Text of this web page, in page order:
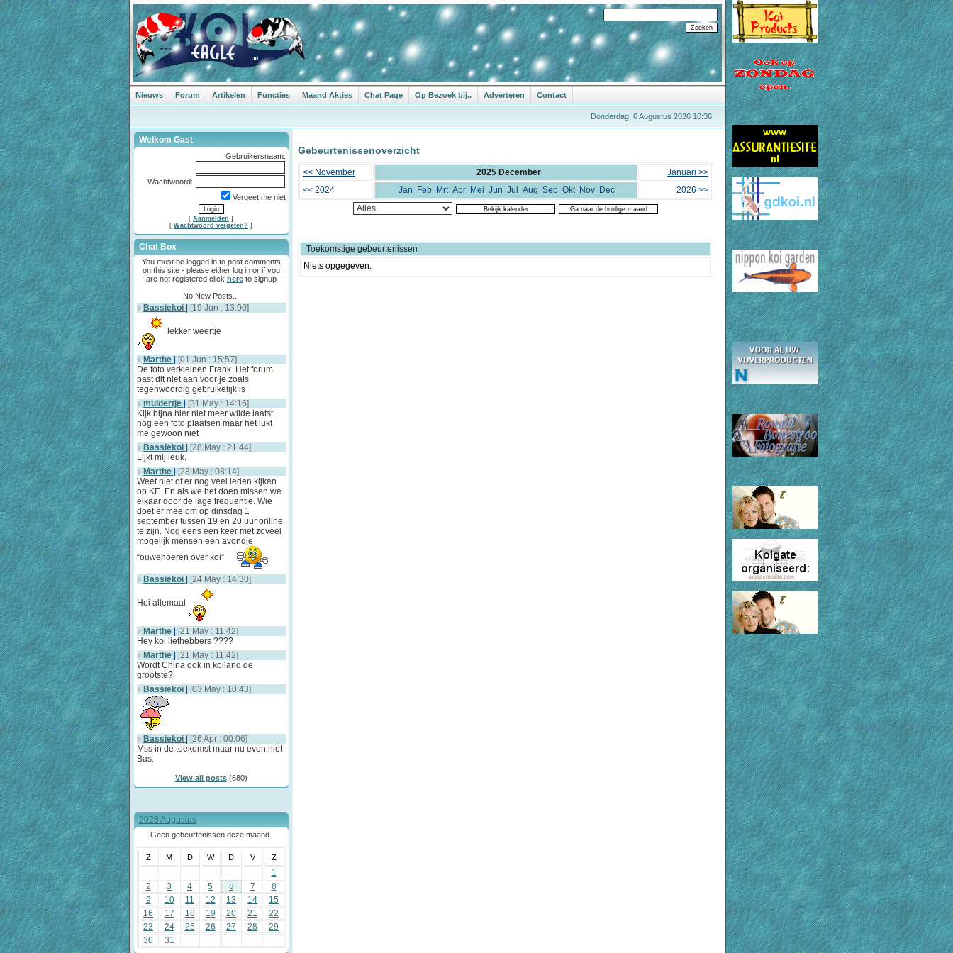
Nieuws Forum Artikelen Functies Maand Akties Chat Page Op Bezoek bij.. Adverteren Contact
Donderdag, 6 Augustus 2026 10:36
Welkom Gast
Gebruikersnaam:
Wachtwoord:
Vergeet me niet
[ Aanmelden ]
[ Wachtwoord vergeten? ]
Chat Box
You must be logged in to post comments
on this site - please either log in or if you
are not registered click hereto signup
No New Posts...
Bassiekoi [19 Jun : 13:00]
lekker weertje
Marthe
[01 Jun : 15:57]
De foto verkleinen Frank. Het forum
past dit niet aan voor je zoals
tegenwoordig gebruikelijk is
muldertje
[31 May : 14:16]
Kijk bijna hier niet meer wilde laatst
nog een foto plaatsen maar het lukt
me gewoon niet
Bassiekoi
[28 May : 21:44]
Lijkt mij leuk.
Marthe
[28 May : 08:14]
Weet niet of er nog veel leden kijken
op KE. En als we het doen missen we
elkaar door de lage frequentie. Wie
doet er mee om op dinsdag 1
september tussen 19 en 20 uur online
te zijn. Nog eens een keer met zoveel
mogelijk mensen een avondje
“ouwehoeren over koi”
Bassiekoi [24 May : 14:30]
Hoi allemaal
Marthe
[21 May : 11:42]
Hey koi liefhebbers ????
Marthe
[21 May : 11:42]
Wordt China ook in koiland de
grootste?
Bassiekoi
[03 May : 10:43]
Bassiekoi
[26 Apr : 00:06]
Mss in de toekomst maar nu even niet
Bas.
View all posts(680)
2026 Augustus
Geen gebeurtenissen deze maand.
Z M D W D V Z
1
2
3 4 5 6 7
8
9
10 11 12 13 14
15
16
17 18 19 20 21
22
23
24 25 26 27 28
29
30
31
Gebeurtenissenoverzicht
<< November 2025 December
Januari >>
<< 2024
Jan Feb Mrt Apr Mei Jun Jul Aug Sep Okt Nov Dec 2026 >>
Toekomstige gebeurtenissen
Niets opgegeven.